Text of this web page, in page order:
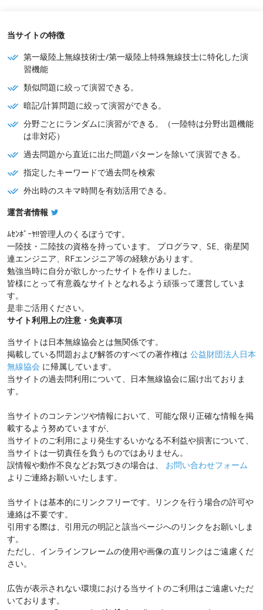
当サイトの特徴
第一級陸上無線技術士/第一級陸上特殊無線技士に特化した演
習機能
類似問題に絞って演習できる。
暗記/計算問題に絞って演習ができる。
分野ごとにランダムに演習ができる。（一陸特は分野出題機能
は非対応）
過去問題から直近に出た問題パターンを除いて演習できる。
指定したキーワードで過去問を検索
外出時のスキマ時間を有効活用できる。
運営者情報
ﾑｾﾝﾎﾞｰﾔ!!管理人のくるぼうです。
一陸技・二陸技の資格を持っています。 プログラマ、SE、衛星関
連エンジニア、RFエンジニア等の経験があります。
勉強当時に自分が欲しかったサイトを作りました。
皆様にとって有意義なサイトとなれるよう頑張って運営していま
す。
是非ご活用ください。
サイト利用上の注意・免責事項
当サイトは日本無線協会とは無関係です。
掲載している問題および解答のすべての著作権は 公益財団法人日本
無線協会 に帰属しています。
当サイトの過去問利用について、日本無線協会に届け出ておりま
す。
当サイトのコンテンツや情報において、可能な限り正確な情報を掲
載するよう努めていますが、
当サイトのご利用により発生するいかなる不利益や損害について、
当サイトは一切責任を負うものではありません。
誤情報や動作不良などお気づきの場合は、 お問い合わせフォーム
よりご連絡お願いいたします。
当サイトは基本的にリンクフリーです。リンクを行う場合の許可や
連絡は不要です。
引用する際は、引用元の明記と該当ページへのリンクをお願いしま
す。
ただし、インラインフレームの使用や画像の直リンクはご遠慮くだ
さい。
広告が表示されない環境における当サイトのご利用はご遠慮いただ
いております。